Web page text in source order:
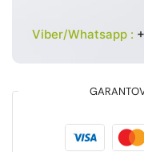
Viber/Whatsapp :